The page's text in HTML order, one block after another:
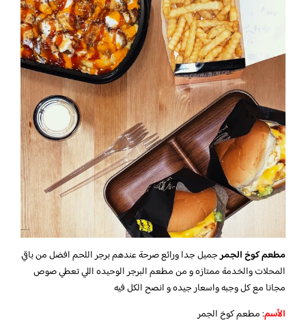
مطعم كوخ الجمرجميل جدا ورائع صرحة عندهم برجر اللحم افضل من باقي
المحلات والخدمة ممتازه و من مطعم البرجر الوحيده اللي تعطي صوص
مجانا مع كل وجبه واسعار جيده و انصح الكل فيه
الأسم: مطعم كوخ الجمر